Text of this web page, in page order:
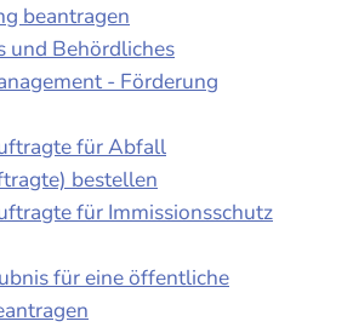
beantragen
und Behördliches
- Förderung
für Abfall
bestellen
für Immissionsschutz
für eine öffentliche